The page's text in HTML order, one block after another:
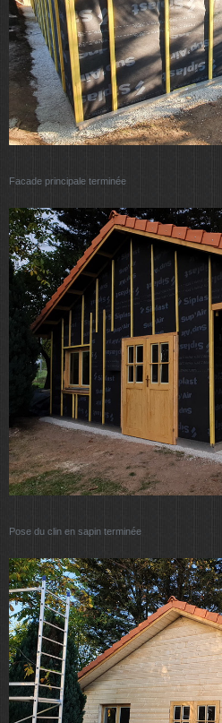
Facade principale terminée
Pose du clin en sapin terminée